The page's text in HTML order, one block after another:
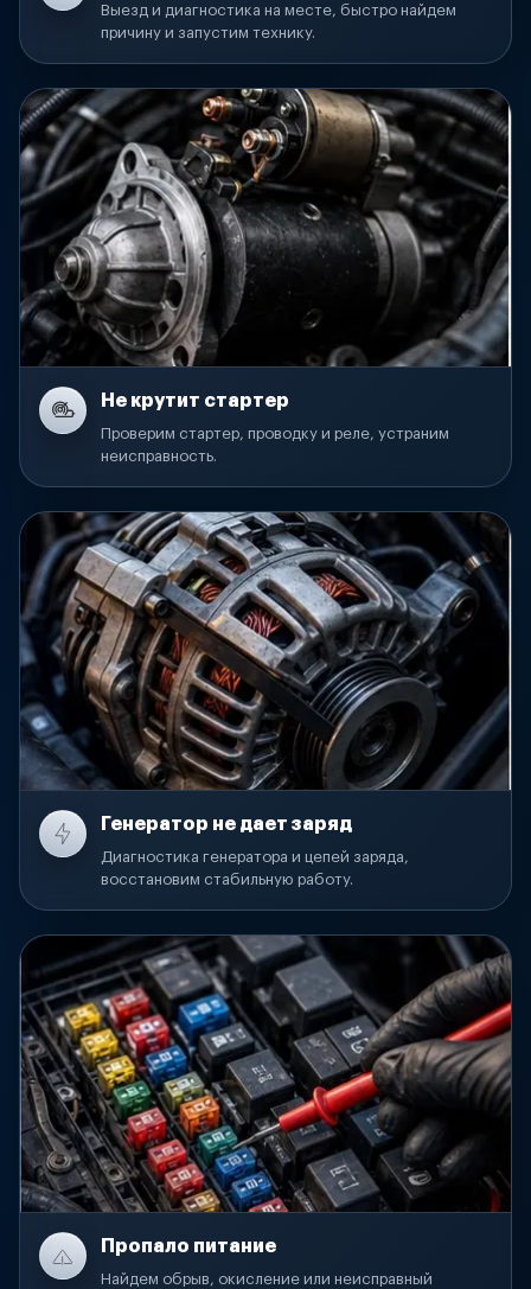
Выезд и диагностика на месте, быстро найдем
причину и запустим технику.
Не крутит стартер
Проверим стартер, проводку и реле, устраним
неисправность.
Генератор не дает заряд
Диагностика генератора и цепей заряда,
восстановим стабильную работу.
Пропало питание
Найдем обрыв, окисление или неисправный